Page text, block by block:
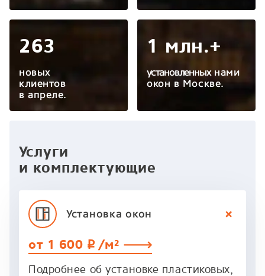
1 млн.+
установленныхнами
окон в Москве.
263
новых
клиентов
в апреле.
Услуги
и комплектующие
Установкаокон
от 1 600 p /м²
Подробнее об установке пластиковых,